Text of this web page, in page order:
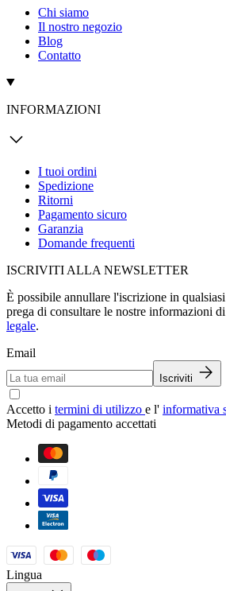
Chi siamo
Il nostro negozio
Blog
Contatto
INFORMAZIONI
I tuoi ordini
Spedizione
Ritorni
Pagamento sicuro
Garanzia
Domande frequenti
ISCRIVITI ALLA NEWSLETTER
È possibile annullare l'iscrizione in
prega di consultare le nostre informazioni
legale.
Email
Iscriviti
Accetto i termini di utilizzo e l' informativa
Metodi di pagamento accettati
Lingua